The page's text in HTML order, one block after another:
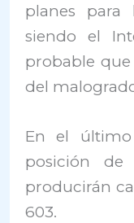
planes para
siendo el
probable que
del
En el
posición de
producirán
603.